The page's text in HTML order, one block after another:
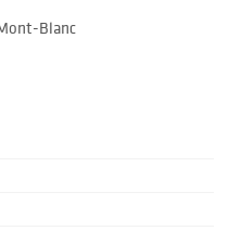
Blanc